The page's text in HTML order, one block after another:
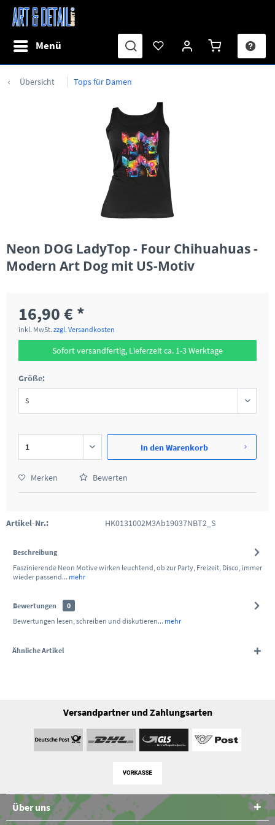
Menü
Übersicht Tops für Damen
Neon DOG LadyTop - Four Chihuahuas -
Modern Art Dog mit US-Motiv
16,90 € *
inkl. MwSt. zzgl. Versandkosten
Sofort versandfertig, Lieferzeit ca. 1-3 Werktage
Größe:
In denWarenkorb
Merken Bewerten
Artikel-Nr.: HK0131002M3Ab19037NBT2_S
Beschreibung
Faszinierende Neon Motive wirken leuchtend, ob zur Party, Freizeit, Disco, immer
wieder passend... mehr
Bewertungen
0
Bewertungen lesen, schreiben und diskutieren... mehr
Ähnliche Artikel
Versandpartner und Zahlungsarten
Über uns